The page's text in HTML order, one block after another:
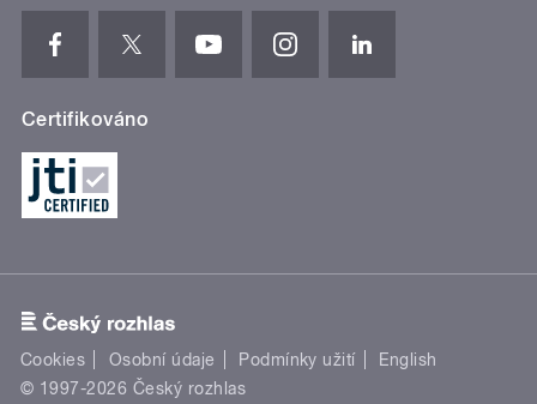
Certifikováno
Cookies Osobní údaje Podmínky užití
English
© 1997-2026 Český rozhlas